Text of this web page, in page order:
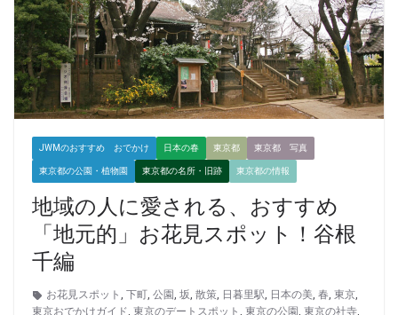
JWMのおすすめ おでかけ 日本の春 東京都 東京都 写真
東京都の公園・植物園 東京都の名所・旧跡 東京都の情報
地域の人に愛される、おすすめ
「地元的」お花見スポット！谷根
千編
お花見スポット , 下町, 公園, 坂, 散策, 日暮里駅, 日本の美, 春, 東京,
東京おでかけガイド, 東京のデートスポット , 東京の公園, 東京の社寺,